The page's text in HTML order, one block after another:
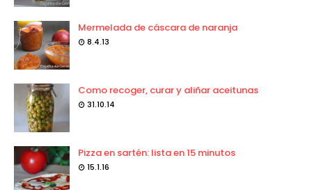
Mermelada de cáscara de naranja
8.4.13
Como recoger, curar y aliñar aceitunas
31.10.14
Pizza en sartén: lista en 15 minutos
15.1.16